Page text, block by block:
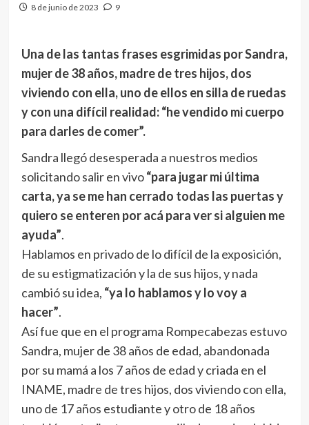
8 de junio de 2023 9
Una de las tantas frases esgrimidas por Sandra,
mujer de 38 años, madre de tres hijos, dos
viviendo con ella, uno de ellos en silla de ruedas
y con una difícil realidad: “he vendido mi cuerpo
para darles de comer”.
Sandra llegó desesperada a nuestros medios
solicitando salir en vivo“para jugar mi última
carta, ya se me han cerrado todas las puertas y
quiero se enteren por acá para ver si alguien me
ayuda”.
Hablamos en privado de lo difícil de la exposición,
de su estigmatización y la de sus hijos, y nada
cambió su idea, “ya lo hablamos y lo voy a
hacer”.
Así fue que en el programa Rompecabezas estuvo
Sandra, mujer de 38 años de edad, abandonada
por su mamá a los 7 años de edad y criada en el
INAME, madre de tres hijos, dos viviendo con ella,
uno de 17 años estudiante y otro de 18 años